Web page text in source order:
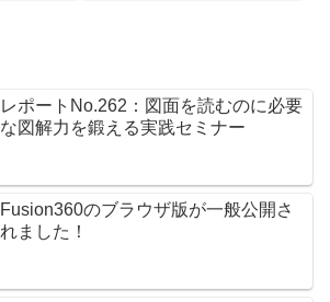
レポートNo.262：図面を読むのに必要
な図解力を鍛える実践セミナー
Fusion360のブラウザ版が一般公開さ
れました！